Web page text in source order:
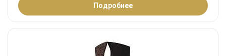
Подробнее